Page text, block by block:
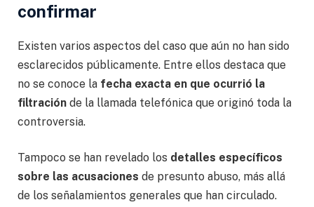
confirmar
Existen varios aspectos del caso que aún no han sido
esclarecidos públicamente. Entre ellos destaca que
no se conoce la fecha exacta en que ocurrió la
filtración de la llamada telefónica que originó toda la
controversia.
Tampoco se han revelado los detalles específicos
sobre las acusaciones de presunto abuso, más allá
de los señalamientos generales que han circulado.